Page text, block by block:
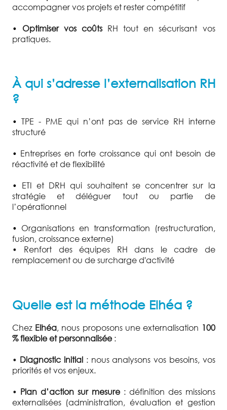
accompagner vos projets et rester compétitif
•
Optimiser vos coûtsRH tout en sécurisant vos
pratiques.
À qui s’adresse l’externalisation RH
?
• TPE - PME qui n’ont pas de service RH interne
structuré
• Entreprises en forte croissance qui ont besoin de
réactivité et de flexibilité
• ETI et DRH qui souhaitent se concentrer sur la
stratégie et déléguer tout ou partie de
l’opérationnel
• Organisations en transformation (restructuration,
fusion, croissance externe)
• Renfort des équipes RH dans le cadre de
remplacement ou de surcharge d'activité
Quelle est la méthode Elhéa ?
Chez Elhéa, nous proposons une externalisation 100
% flexible et personnalisée:
• Diagnostic initial : nous analysons vos besoins, vos
priorités et vos enjeux.
• Plan d’action sur mesure: définition des missions
externalisées (administration, évaluation et gestion